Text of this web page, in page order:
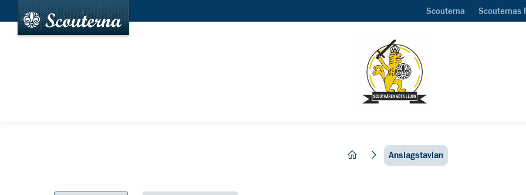
Scouterna Scouternas
hem Anslagstavlan